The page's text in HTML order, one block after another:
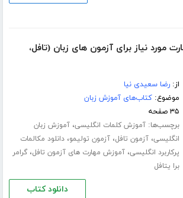
کتاب 100 مهارت مورد نیاز برای آزمون های زبان (تافل،
از:رضا سعیدی نیا
موضوع:کتاب‌های آموزش زبان
۳۵ صفحه
برچسب‌ها:آموزش کلمات انگلیسی،آموزش زبان
انگلیسی،آزمون تافل،آزمون تولیمو،دانلود مکالمات
پرکاربرد انگلیسی،آموزش مهارت های آزمون تافل،گرامر
برا یتافل
دانلود کتاب